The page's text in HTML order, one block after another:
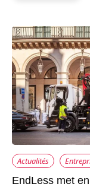
Actualités
EndLess met